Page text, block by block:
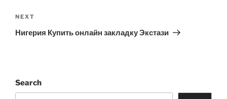
Next
Post
NEXT
Нигерия Купить онлайн закладку Экстази
Search